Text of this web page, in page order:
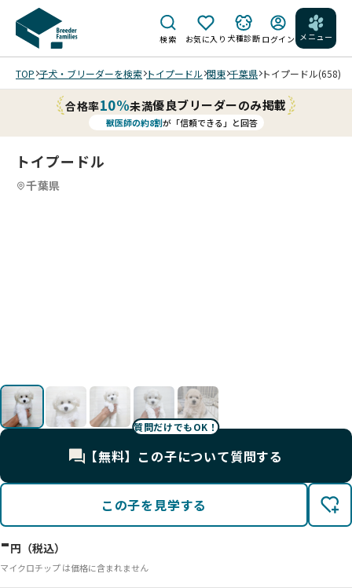
検索 お気に入り 犬種診断 ログイン メニュー
TOP 子犬・ブリーダーを検索 トイプードル 関東 千葉県 トイプードル(658)
合格率10%未満優良ブリーダーのみ掲載
獣医師の約8割が「信頼できる」と回答
トイプードル
千葉県
質問だけでもOK！
【無料】この子について質問する
この子を見学する
-円（税込）
マイクロチップ は価格に含まれません